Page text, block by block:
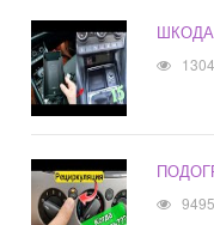
1304
9495